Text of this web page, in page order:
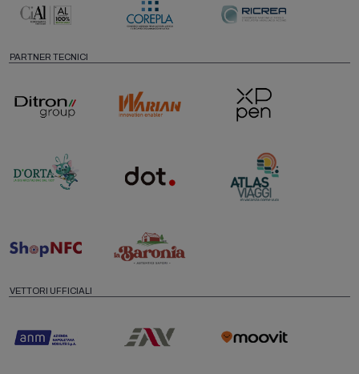
PARTNER TECNICI
VETTORI UFFICIALI